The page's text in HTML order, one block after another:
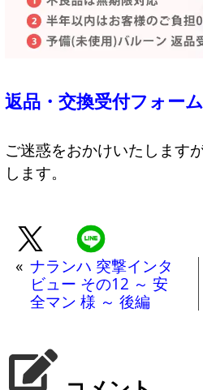
返品・交換受付フォーム
ご迷惑をおかけいたします
します。
« ナランハ 突撃インタ
ビュー その12 ～ 安
全マン 様 ～ 後編